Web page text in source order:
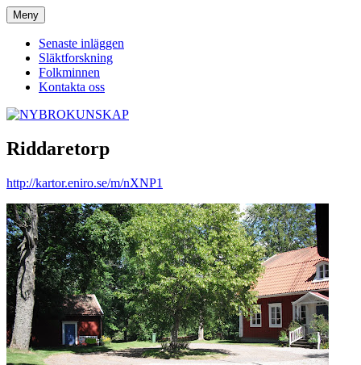
Hoppa
till
innehåll
NYBROKUNSKAP
Meny
Senaste inläggen
Släktforskning
Folkminnen
Kontakta oss
Riddaretorp
http://kartor.eniro.se/m/nXNP1